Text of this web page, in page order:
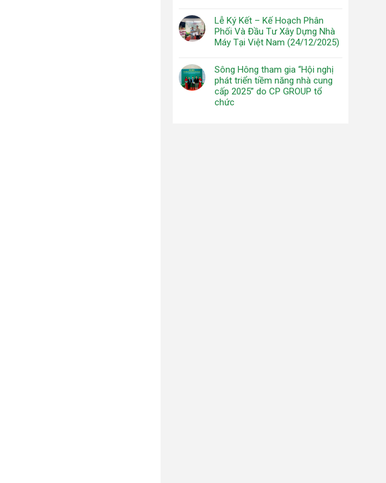
Lễ Ký Kết – Kế Hoạch Phân
Phối Và Đầu Tư Xây Dựng Nhà
Máy Tại Việt Nam (24/12/2025)
Sông Hông tham gia “Hội nghị
phát triển tiềm năng nhà cung
cấp 2025” do CP GROUP tổ
chức